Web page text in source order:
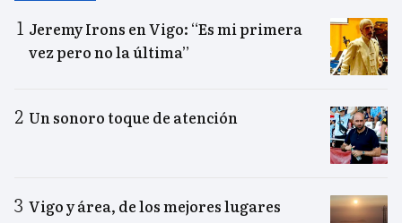
Jeremy Irons en Vigo: “Es mi primera
vez pero no la última”
Un sonoro toque de atención
Vigo y área, de los mejores lugares